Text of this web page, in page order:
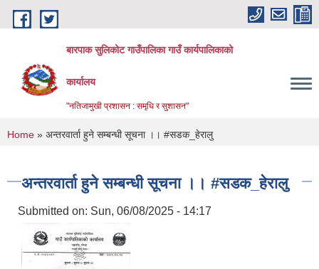
Skip to main content
बारपाक सुलिकोट गाउँपालिका गाउँ कार्यपालिकाको
कार्यालय
"नतिजामुखी प्रशासन : समृधि र सुशासन"
You are here
Home » अन्तरवार्ता हुने सम्बन्धी सूचना ।। #सडक_हेरालु
अन्तरवार्ता हुने सम्बन्धी सूचना ।। #सडक_हेरालु
Submitted on: Sun, 06/08/2025 - 14:17